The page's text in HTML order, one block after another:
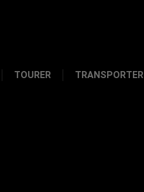
TOURER TRANSPORTER